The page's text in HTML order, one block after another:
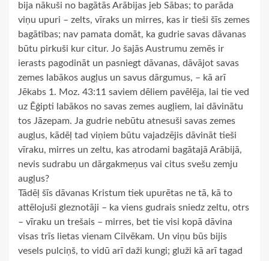
bija nākuši no bagātās Arābijas jeb Sābas; to parāda
viņu upuri – zelts, vīraks un mirres, kas ir tieši šīs zemes
bagātības; nav pamata domāt, ka gudrie savas dāvanas
būtu pirkuši kur citur. Jo šajās Austrumu zemēs ir
ierasts pagodināt un pasniegt dāvanas, dāvājot savas
zemes labākos augļus un savus dārgumus, – kā arī
Jēkabs 1. Moz. 43:11 saviem dēliem pavēlēja, lai tie ved
uz Ēģipti labākos no savas zemes augļiem, lai dāvinātu
tos Jāzepam. Ja gudrie nebūtu atnesuši savas zemes
augļus, kādēļ tad viņiem būtu vajadzējis dāvināt tieši
vīraku, mirres un zeltu, kas atrodami bagātajā Arābijā,
nevis sudrabu un dārgakmeņus vai citus svešu zemju
augļus?
Tādēļ šīs dāvanas Kristum tiek upurētas ne tā, kā to
attēlojuši gleznotāji – ka viens gudrais sniedz zeltu, otrs
– vīraku un trešais – mirres, bet tie visi kopā dāvina
visas trīs lietas vienam Cilvēkam. Un viņu būs bijis
vesels pulciņš, to vidū arī daži kungi; gluži kā arī tagad